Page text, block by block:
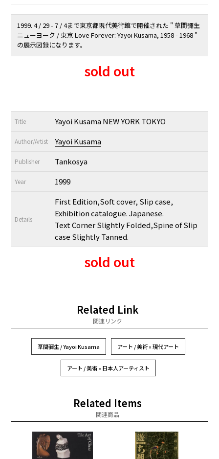
1999. 4 / 29 - 7 / 4まで東京都現代美術館で開催された " 草間彌生
ニューヨーク / 東京 Love Forever: Yayoi Kusama, 1958 - 1968 "
の展示図録になります。
sold out
Title Yayoi Kusama NEW YORK TOKYO
Author/Artist Yayoi Kusama
Publisher Tankosya
Year 1999
Details
First Edition,Soft cover, Slip case,
Exhibition catalogue. Japanese.
Text Corner Slightly Folded,Spine of Slip
case Slightly Tanned.
sold out
Related Link
関連リンク
草間彌生 / Yayoi Kusama アート / 美術 » 現代アート
アート / 美術 » 日本人アーティスト
Related Items
関連商品